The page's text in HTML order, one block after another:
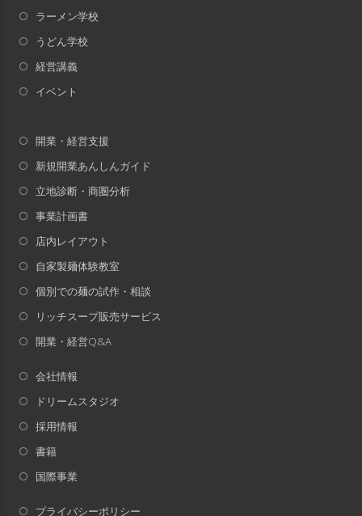
ラーメン学校
うどん学校
経営講義
イベント
開業・経営支援
新規開業あんしんガイド
立地診断・商圏分析
事業計画書
店内レイアウト
自家製麺体験教室
個別での麺の試作・相談
リッチスープ販売サービス
開業・経営Q&A
会社情報
ドリームスタジオ
採用情報
書籍
国際事業
プライバシーポリシー